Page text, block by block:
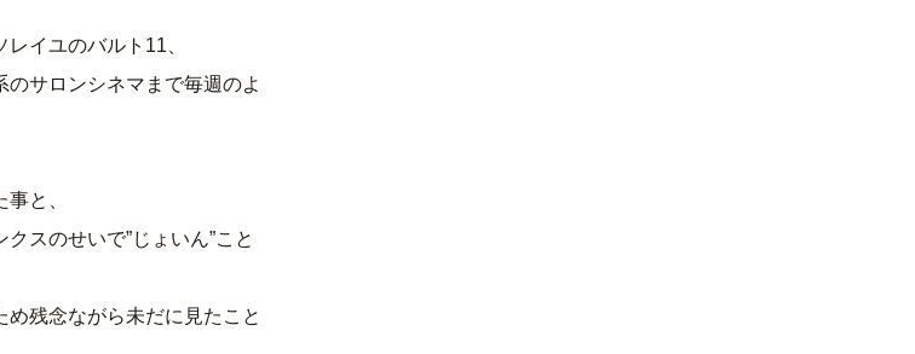
イユのバルト11、
サロンシネマまで毎週のよ
と、
スのせいで”じょいん”こと
め残念ながら未だに見たこと